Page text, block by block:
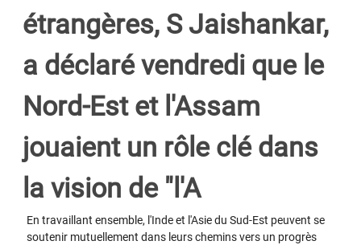
étrangères, S Jaishankar,
a déclaré vendredi que le
Nord-Est et l'Assam
jouaient un rôle clé dans
la vision de "l'A
En travaillant ensemble, l'Inde et l'Asie du Sud-Est peuvent se
soutenir mutuellement dans leurs chemins vers un progrès